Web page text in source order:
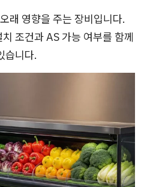
래 영향을 주는 장비입니다.
조건과 AS 가능 여부를 함께
습니다.